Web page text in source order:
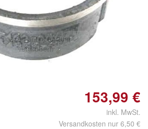
Doppelt antippen zum
vergrößern
153,99 €
inkl. MwSt.
Versandkosten nur 6,50 €